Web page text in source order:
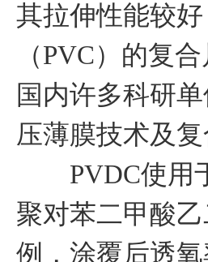
其拉伸性能较
（PVC）的复
国内许多科研
压薄膜技术及
PVDC使用于
聚对苯二甲酸
例，涂覆后透